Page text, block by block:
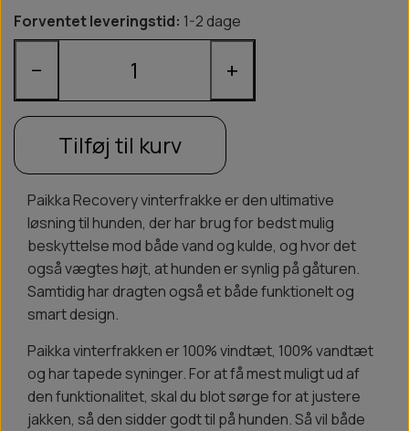
Forventet leveringstid: 1-2 dage
− +
Tilføj til kurv
Paikka Recovery vinterfrakke er den ultimative
løsning til hunden, der har brug for bedst mulig
beskyttelse mod både vand og kulde, og hvor det
også vægtes højt, at hunden er synlig på gåturen.
Samtidig har dragten også et både funktionelt og
smart design.
Paikka vinterfrakken er 100% vindtæt, 100% vandtæt
og har tapede syninger. For at få mest muligt ud af
den funktionalitet, skal du blot sørge for at justere
jakken, så den sidder godt til på hunden. Så vil både